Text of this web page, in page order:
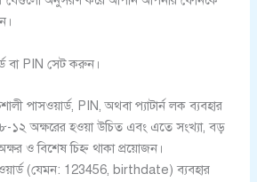
বা PIN সেট করুন।
পাসওয়ার্ড, PIN, অথবা প্যাটার্ন লক ব্যবহার
১২ অক্ষরের হওয়া উচিত এবং এতে সংখ্যা, বড়
ও বিশেষ চিহ্ন থাকা প্রয়োজন।
(যেমন: 123456, birthdate) ব্যবহার